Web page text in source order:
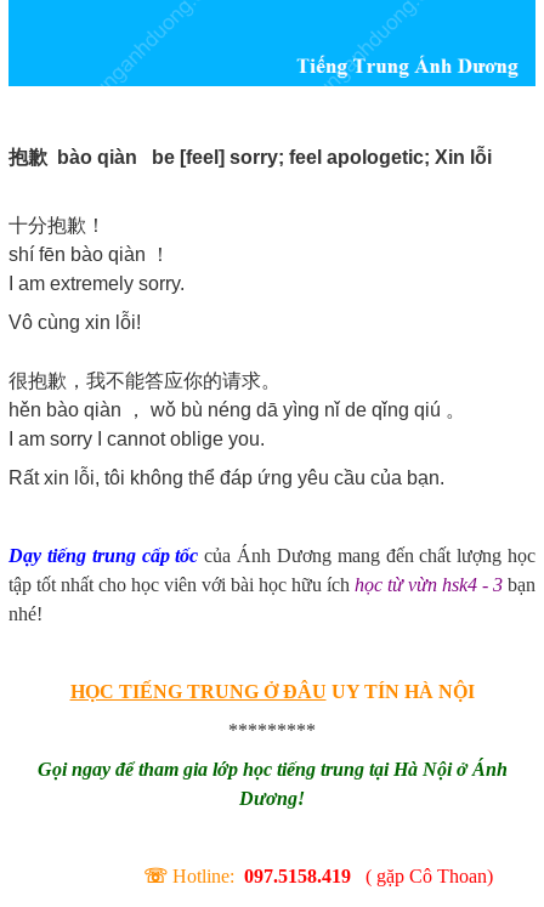
抱歉 bào qiàn be [feel] sorry; feel apologetic; Xin lỗi
十分抱歉！
shí fēn bào qiàn ！
I am extremely sorry.
Vô cùng xin lỗi!
很抱歉，我不能答应你的请求。
hěn bào qiàn ， wǒ bù néng dā yìng nǐ de qǐng qiú 。
I am sorry I cannot oblige you.
Rất xin lỗi, tôi không thể đáp ứng yêu cầu của bạn.
Dạy tiếng trung cấp tốccủa Ánh Dương mang đến chất lượng học
tập tốt nhất cho học viên với bài học hữu ích học từ vừn hsk4 - 3 bạn
nhé!
HỌC TIẾNG TRUNG Ở ĐÂU UY TÍN HÀ NỘI
*********
Gọi ngay để tham gia lớp học tiếng trung tại Hà Nội ở Ánh
Dương!
☏ Hotline: 097.5158.419 ( gặp Cô Thoan)